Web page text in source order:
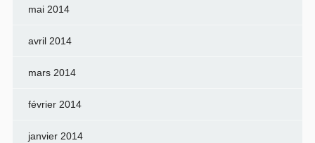
mai 2014
avril 2014
mars 2014
février 2014
janvier 2014